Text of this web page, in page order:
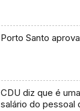
Porto Santo
CDU diz que é
salário do pessoal